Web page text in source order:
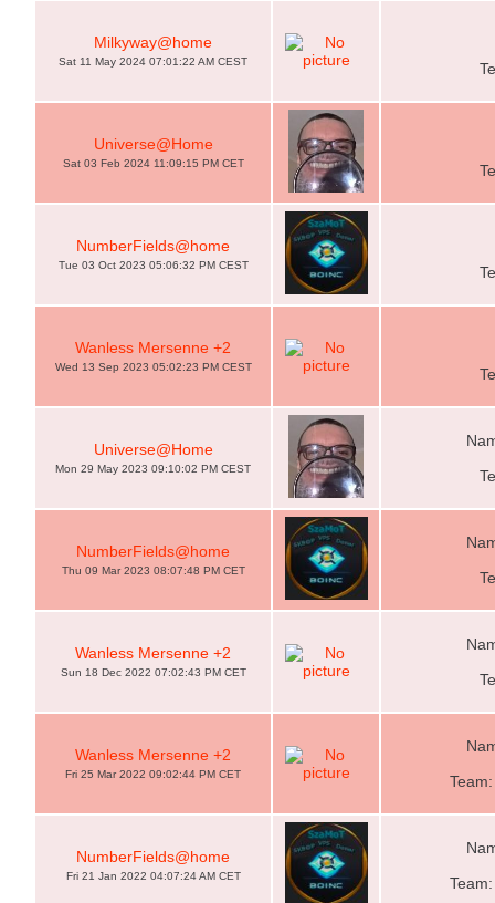
Milkyway@home
Sat 11 May 2024 07:01:22 AM CEST
Universe@Home
Sat 03 Feb 2024 11:09:15 PM CET
NumberFields@home
Tue 03 Oct 2023 05:06:32 PM CEST
Wanless Mersenne +2
Wed 13 Sep 2023 05:02:23 PM CEST
Universe@Home
Mon 29 May 2023 09:10:02 PM CEST
NumberFields@home
Thu 09 Mar 2023 08:07:48 PM CET
Wanless Mersenne +2
Sun 18 Dec 2022 07:02:43 PM CET
Wanless Mersenne +2
Fri 25 Mar 2022 09:02:44 PM CET
NumberFields@home
Fri 21 Jan 2022 04:07:24 AM CET